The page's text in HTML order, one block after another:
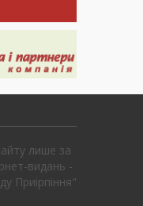
лише за
видань -
Приірпіння"